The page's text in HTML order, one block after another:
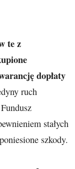
te z
dopłaty
ruch
stałych
szkody.